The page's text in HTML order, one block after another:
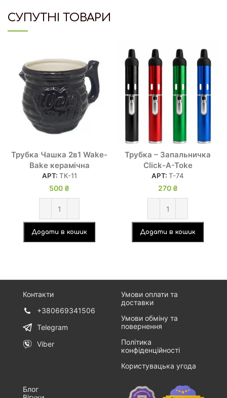
СУПУТНІ ТОВАРИ
Трубка Чашка 2в1 Wake-
Bake керамічна
АРТ: ТК-11
500 ₴
Додати в кошик
Трубка – Запальничка
Click-A-Toke
АРТ: Т-74
270 ₴
Додати в кошик
Контакти
+380669341506
Telegram
Viber
Умови оплати та
доставки
Умови обміну та
повернення
Політика
конфіденційності
Користувацька угода
Блог